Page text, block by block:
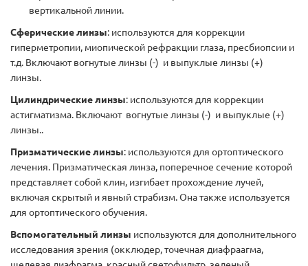
вертикальной линии.
Сферические линзы: используются для коррекции
гиперметропии, миопической рефракции глаза, пресбиопсии и
т.д. Включают вогнутые линзы (-) и выпуклые линзы (+)
линзы.
Цилиндрические линзы: используются для коррекции
астигматизма. Включают вогнутые линзы (-) и выпуклые (+)
линзы..
Призматические линзы: используются для ортоптического
лечения. Призматическая линза, поперечное сечение которой
представляет собой клин, изгибает прохождение лучей,
включая скрытый и явный страбизм. Она также используется
для ортоптического обучения.
Вспомогательный линзы используются для дополнительного
исследования зрения (окклюдер, точечная диафраагма,